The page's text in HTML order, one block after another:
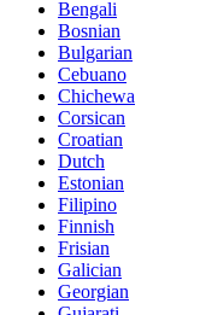
Bengali
Bosnian
Bulgarian
Cebuano
Chichewa
Corsican
Croatian
Dutch
Estonian
Filipino
Finnish
Frisian
Galician
Georgian